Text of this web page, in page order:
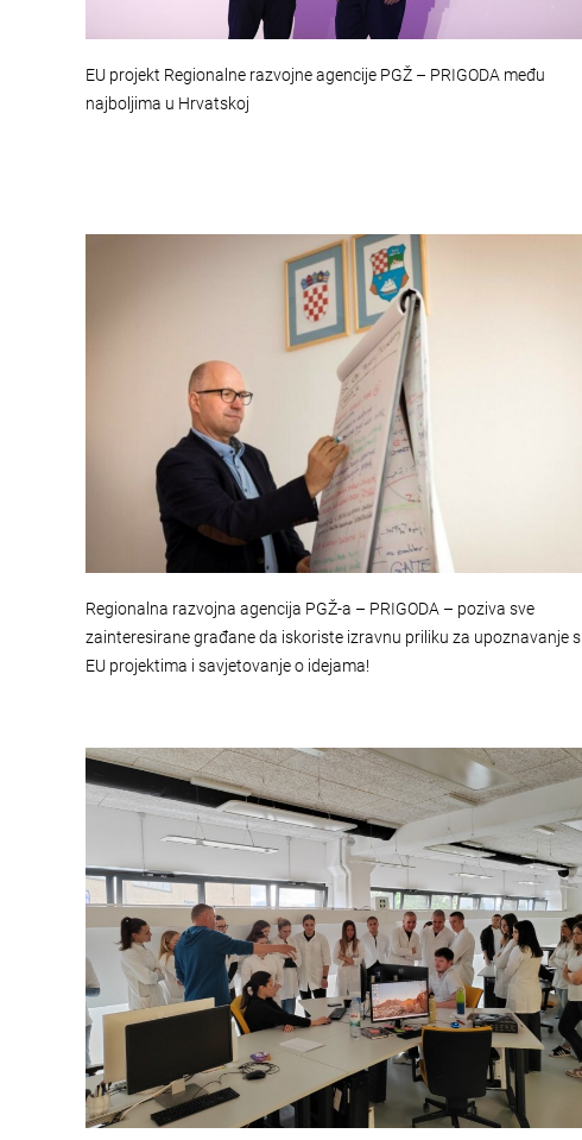
EU projekt Regionalne razvojne agencije PGŽ – PRIGODA među
najboljima u Hrvatskoj
Regionalna razvojna agencija PGŽ-a – PRIGODA – poziva sve
zainteresirane građane da iskoriste izravnu priliku za upoznavanje s
EU projektima i savjetovanje o idejama!